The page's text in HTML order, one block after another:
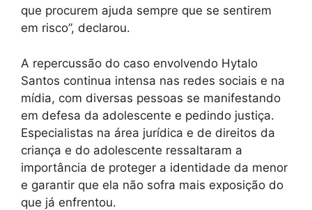
que procurem ajuda sempre que se sentirem
em risco”, declarou.
A repercussão do caso envolvendo Hytalo
Santos continua intensa nas redes sociais e na
mídia, com diversas pessoas se manifestando
em defesa da adolescente e pedindo justiça.
Especialistas na área jurídica e de direitos da
criança e do adolescente ressaltaram a
importância de proteger a identidade da menor
e garantir que ela não sofra mais exposição do
que já enfrentou.